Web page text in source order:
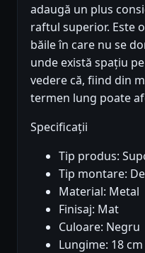
adaugă un plus
raftul superior. Este
băile în care nu se
unde există spațiu
vedere că, fiind din
termen lung poate
Specificații
Tip produs:
Tip montare:
Material: Metal
Finisaj: Mat
Culoare: Negru
Lungime: 18 cm